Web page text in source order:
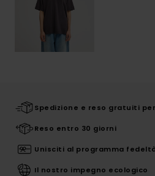
Spedizione e reso gratuiti
Reso entro 30 giorni
Unisciti al programma
Il nostro impegno ecologico